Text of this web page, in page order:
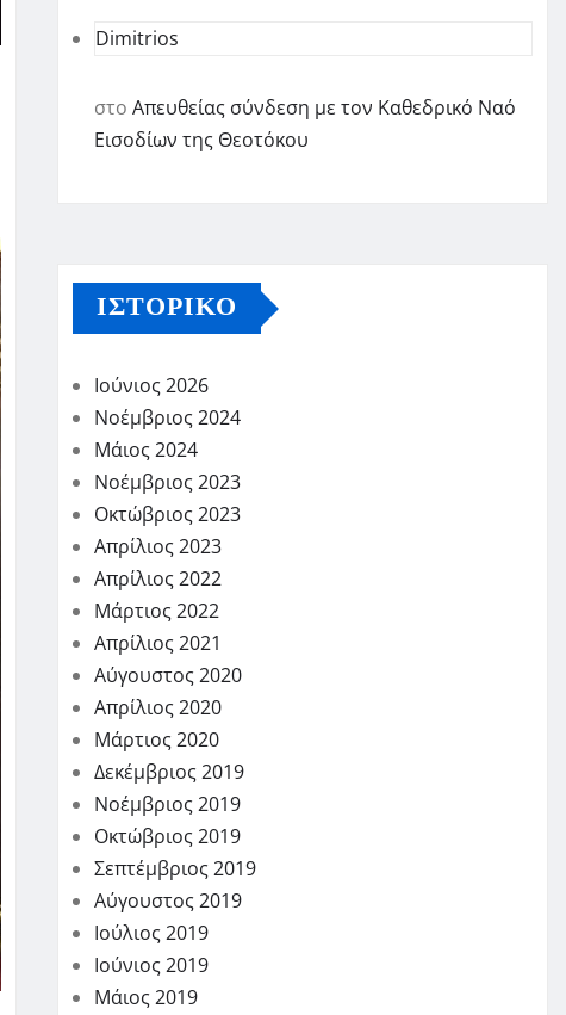
Dimitrios
στο Απευθείας σύνδεση με τον Καθεδρικό Ναό
Εισοδίων της Θεοτόκου
ΙΣΤΟΡΙΚΌ
Ιούνιος 2026
Νοέμβριος 2024
Μάιος 2024
Νοέμβριος 2023
Οκτώβριος 2023
Απρίλιος 2023
Απρίλιος 2022
Μάρτιος 2022
Απρίλιος 2021
Αύγουστος 2020
Απρίλιος 2020
Μάρτιος 2020
Δεκέμβριος 2019
Νοέμβριος 2019
Οκτώβριος 2019
Σεπτέμβριος 2019
Αύγουστος 2019
Ιούλιος 2019
Ιούνιος 2019
Μάιος 2019